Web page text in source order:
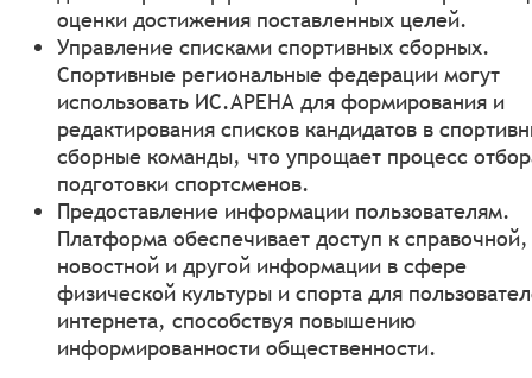
оценки достижения поставленных целей.
Управление списками спортивных сборных.
Спортивные региональные федерации могут
использовать ИС.АРЕНА для формирования и
редактирования списков кандидатов в
сборные команды, что упрощает процесс
подготовки спортсменов.
Предоставление информации пользователям.
Платформа обеспечивает доступ к справочной,
новостной и другой информации в сфере
физической культуры и спорта для
интернета, способствуя повышению
информированности общественности.